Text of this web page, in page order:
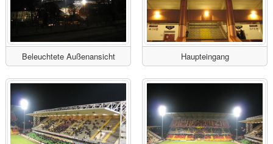
Beleuchtete Außenansicht Haupteingang